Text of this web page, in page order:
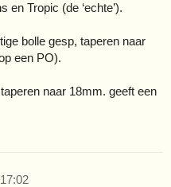
en Tropic (de ‘echte’).
bolle gesp, taperen naar
een PO).
naar 18mm. geeft een